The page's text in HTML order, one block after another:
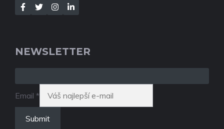
NEWSLETTER
Email *
Submit